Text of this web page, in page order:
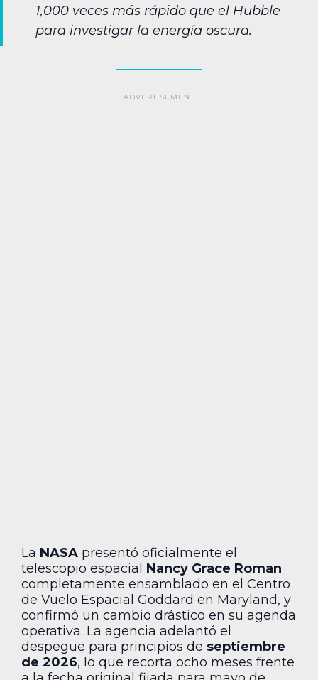
1,000 veces más rápido que el Hubble
para investigar la energía oscura.
La NASA presentó oficialmente el
telescopio espacial Nancy Grace Roman
completamente ensamblado en el Centro
de Vuelo Espacial Goddard en Maryland, y
confirmó un cambio drástico en su agenda
operativa. La agencia adelantó el
despegue para principios de septiembre
de 2026, lo que recorta ocho meses frente